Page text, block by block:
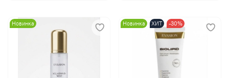
Новинка Новинка ХИТ -30%